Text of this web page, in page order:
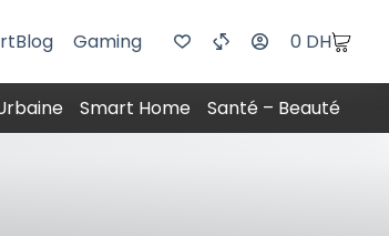
Gaming 0 DH
Smart Home Santé – Beauté